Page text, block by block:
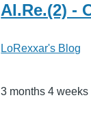
AI.Re.(2) -
LoRexxar's Blog
3 months 4 weeks